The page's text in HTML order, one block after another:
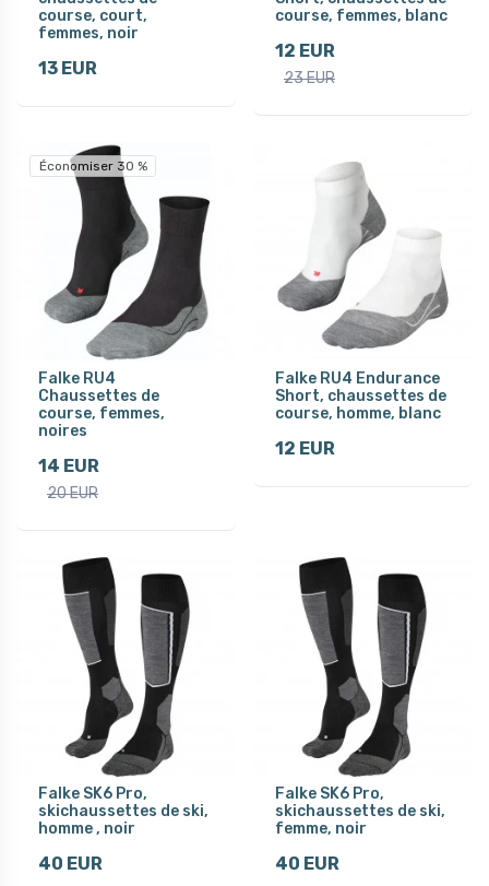
course, court,
femmes, noir
13 EUR
course, femmes, blanc
12 EUR
23 EUR
Économiser 30 %
Falke RU4
Chaussettes de
course, femmes,
noires
14 EUR
20 EUR
Falke RU4 Endurance
Short, chaussettes de
course, homme, blanc
12 EUR
Falke SK6 Pro,
skichaussettes de ski,
homme , noir
40 EUR
Falke SK6 Pro,
skichaussettes de ski,
femme, noir
40 EUR